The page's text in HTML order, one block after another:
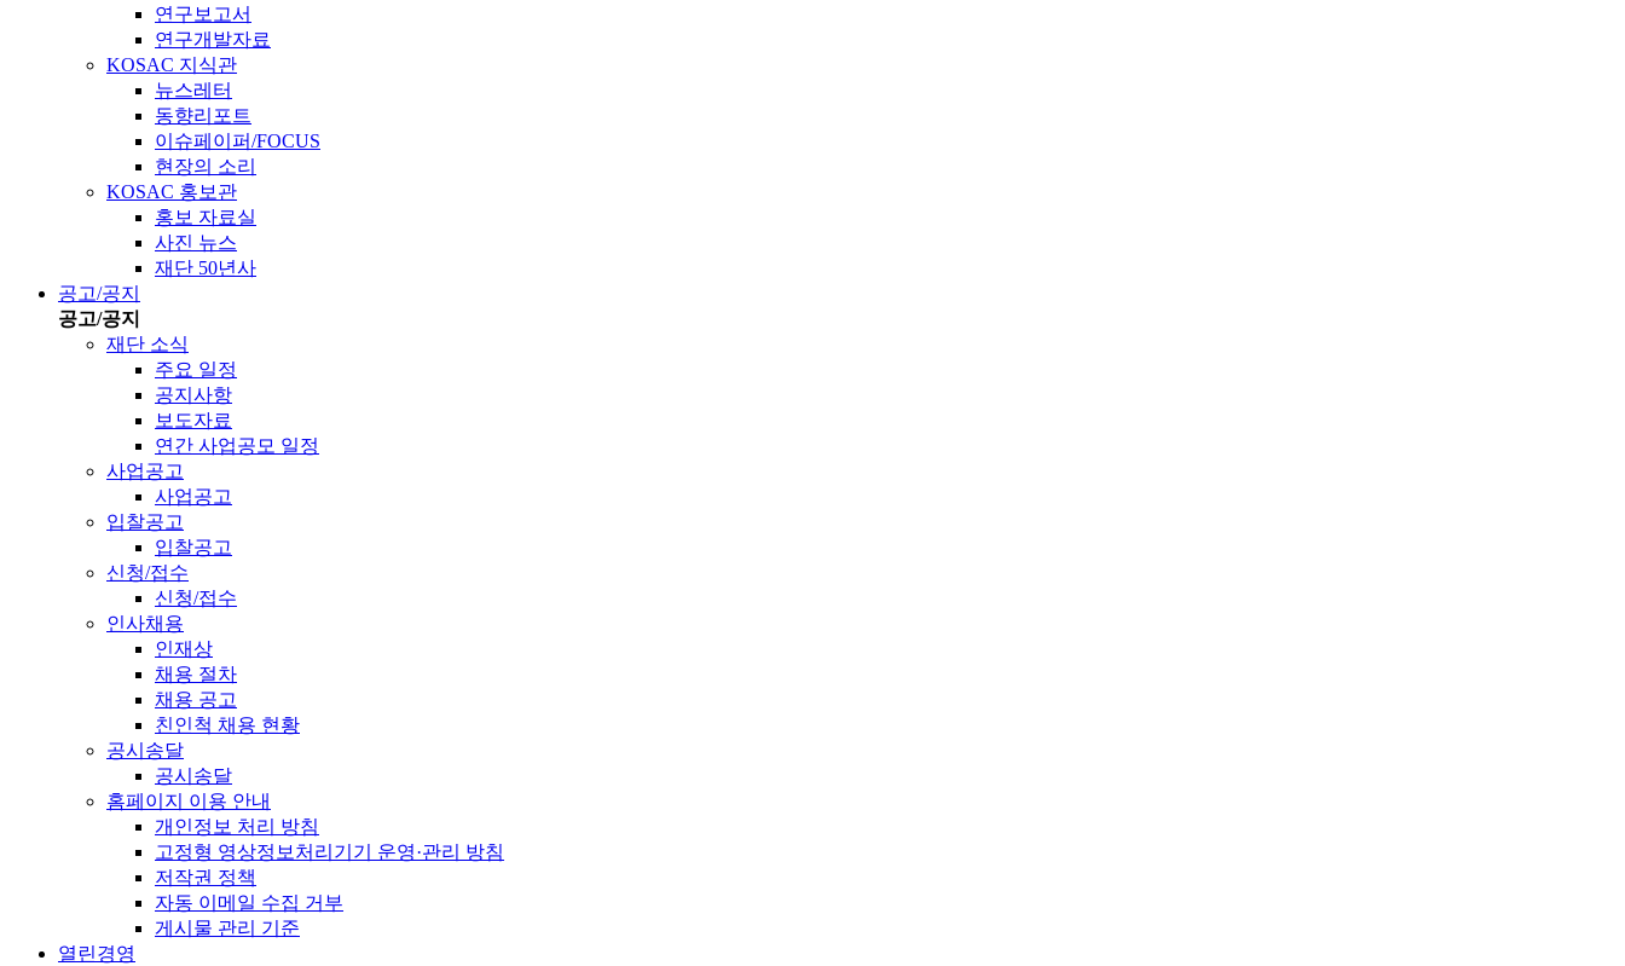
연구보고서
연구개발자료
KOSAC 지식관
뉴스레터
동향리포트
이슈페이퍼/FOCUS
현장의 소리
KOSAC 홍보관
홍보 자료실
사진 뉴스
재단 50년사
공고/공지
공고/공지
재단 소식
주요 일정
공지사항
보도자료
연간 사업공모 일정
사업공고
사업공고
입찰공고
입찰공고
신청/접수
신청/접수
인사채용
인재상
채용 절차
채용 공고
친인척 채용 현황
공시송달
공시송달
홈페이지 이용 안내
개인정보 처리 방침
고정형 영상정보처리기기 운영·관리 방침
저작권 정책
자동 이메일 수집 거부
게시물 관리 기준
열린경영